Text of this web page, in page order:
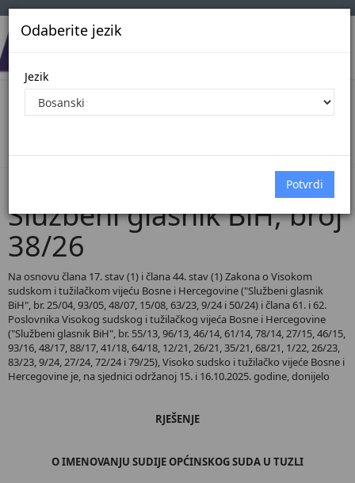
Odaberite jezik
Jezik
Pregled Dokumenata| Broj 38/26
Službeni glasnik BiH, broj
38/26
Na osnovu člana 17. stav (1) i člana 44. stav (1) Zakona o Visokom
sudskom i tužilačkom vijeću Bosne i Hercegovine ("Službeni glasnik
BiH", br. 25/04, 93/05, 48/07, 15/08, 63/23, 9/24 i 50/24) i člana 61. i 62.
Poslovnika Visokog sudskog i tužilačkog vijeća Bosne i Hercegovine
("Službeni glasnik BiH", br. 55/13, 96/13, 46/14, 61/14, 78/14, 27/15, 46/15,
93/16, 48/17, 88/17, 41/18, 64/18, 12/21, 26/21, 35/21, 68/21, 1/22, 26/23,
83/23, 9/24, 27/24, 72/24 i 79/25), Visoko sudsko i tužilačko vijeće Bosne i
Hercegovine je, na sjednici održanoj 15. i 16.10.2025. godine, donijelo
RJEŠENJE
O IMENOVANJU SUDIJE OPĆINSKOG SUDA U TUZLI